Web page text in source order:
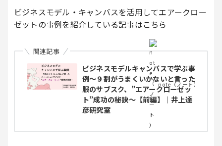
ビジネスモデル・キャンバスを活用してエアークロー
ゼットの事例を紹介している記事はこちら
関連記事
ビジネスモデルキャンバスで学ぶ事
例～９割がうまくいかないと言った
服のサブスク、”エアークローゼッ
ト”成功の秘訣～【前編】｜井上達
彦研究室
note（ノート）